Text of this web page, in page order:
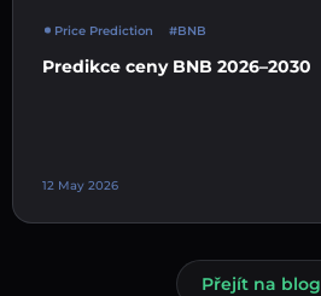
Price Prediction #BNB
Predikce ceny BNB 2026–2030
12 May 2026
Přejít na blog